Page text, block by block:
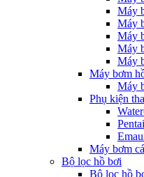
Máy
Máy
Máy
Máy
Máy
Máy bơm
Máy
Phụ kiện
Máy bơm
Bộ lọc hồ bơi
Bộ lọc hồ